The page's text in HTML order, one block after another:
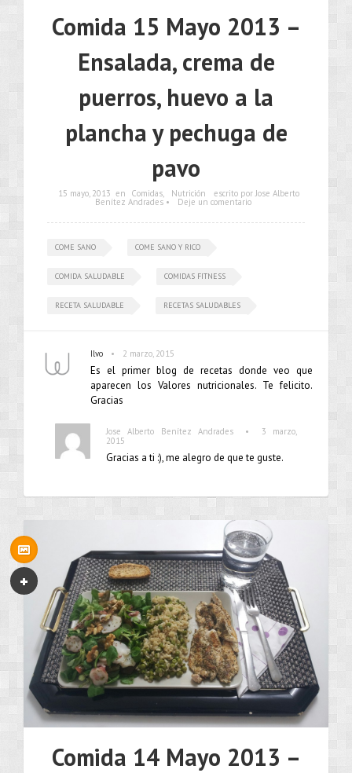
Comida 15 Mayo 2013 –
Ensalada, crema de
puerros, huevo a la
plancha y pechuga de
pavo
15 mayo, 2013 en Comidas Nutrición escrito por Jose Alberto
Benítez Andrades • Deje un comentario
COME SANO COME SANO Y RICO
COMIDA SALUDABLE COMIDAS FITNESS
RECETA SALUDABLE RECETAS SALUDABLES
Ilvo • 2 marzo, 2015
Es el primer blog de recetas donde veo que
aparecen los Valores nutricionales. Te felicito.
Gracias
Jose Alberto Benítez Andrades •
3 marzo,
2015
Gracias a ti :), me alegro de que te guste.
Comida 14 Mayo 2013 –